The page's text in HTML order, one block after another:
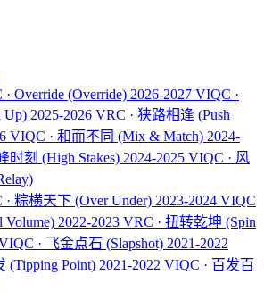
· Override (Override) 2026-2027 VIQC ·
Up) 2025-2026 VRC · 狭路相逢 (Push
VIQC · 和而不同 (Mix & Match) 2024-
时刻 (High Stakes) 2024-2025 VIQC · 风
· 粽横天下 (Over Under) 2023-2024 VIQC
Volume) 2022-2023 VRC · 扭转乾坤 (Spin
· 飞金点石 (Slapshot) 2021-2022
(Tipping Point) 2021-2022 VIQC · 百发百